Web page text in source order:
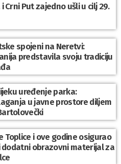
Crni Put zajedno ušli u cilj 29.
spojeni na Neretvi:
predstavila svoju tradiciju
uređenje parka:
u javne prostore diljem
Toplice i ove godine osigurao
dodatni obrazovni materijal za